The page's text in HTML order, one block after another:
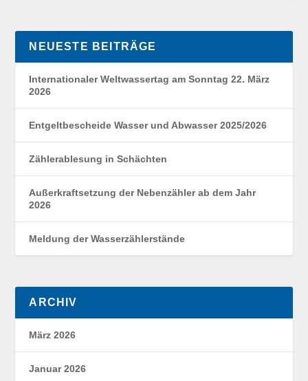
NEUESTE BEITRÄGE
Internationaler Weltwassertag am Sonntag 22. März
2026
Entgeltbescheide Wasser und Abwasser 2025/2026
Zählerablesung in Schächten
Außerkraftsetzung der Nebenzähler ab dem Jahr
2026
Meldung der Wasserzählerstände
ARCHIV
März 2026
Januar 2026